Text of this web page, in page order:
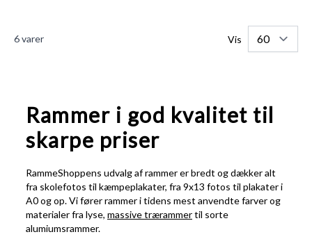
6varer Vis
Rammer i god kvalitet til
skarpe priser
RammeShoppens udvalg af rammer er bredt og dækker alt
fra skolefotos til kæmpeplakater, fra 9x13 fotos til plakater i
A0 og op. Vi fører rammer i tidens mest anvendte farver og
materialer fra lyse, massive trærammertil sorte
alumiumsrammer.